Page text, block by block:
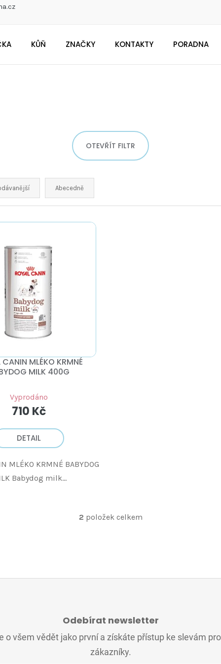
KŮŇ ZNAČKY KONTAKTY PORADNA
OTEVŘÍT FILTR
Abecedně
CANIN MLÉKO KRMNÉ
MILK 400G
Vyprodáno
710 Kč
DETAIL
MLÉKO KRMNÉ BABYDOG
Babydog milk...
O
a
r
v
k
y
2 položek celkem
CO POTŘEBUJETE NAJÍT?
Odebírat newsletter
o všem vědět jako první a získáte přístup ke slevám
zákazníky.